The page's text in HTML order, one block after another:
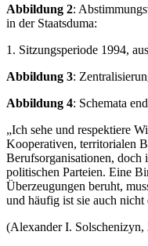
Abbildung 2:
in der Staatsduma:
1. Sitzungsperiode 1994,
Abbildung 3:
Abbildung 4: Schemata
„Ich sehe und respektiere
Kooperativen, territorialen
Berufsorganisationen, doch
politischen Parteien. Eine
Überzeugungen beruht,
und häufig ist sie auch nicht
(Alexander I. Solschenizyn,